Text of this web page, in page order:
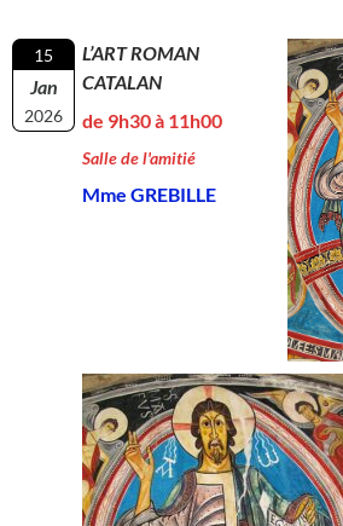
15
Jan
2026
L’ART ROMAN
CATALAN
de 9h30 à 11h00
Salle de l'amitié
Mme GREBILLE